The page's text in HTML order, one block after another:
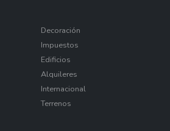
Decoración
Impuestos
Edificios
Alquileres
Internacional
Terrenos